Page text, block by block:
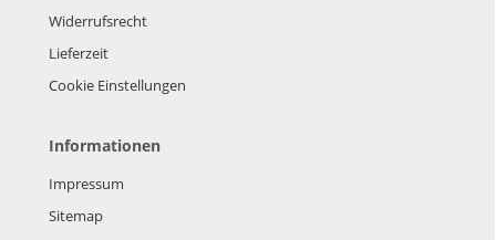
Widerrufsrecht
Lieferzeit
Cookie Einstellungen
Informationen
Impressum
Sitemap